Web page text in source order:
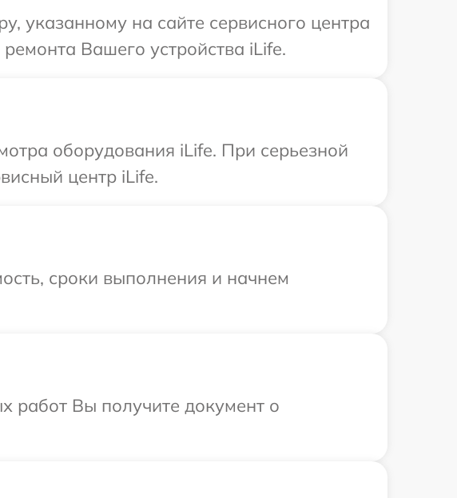
указанному на сайте сервисного центра
Вашего устройства iLife.
оборудования iLife. При серьезной
центр iLife.
сроки выполнения и начнем
работ Вы получите документ о